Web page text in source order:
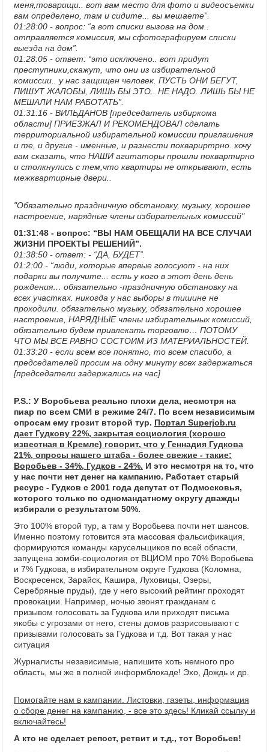
меня,товарищи.. вот вам место для фото и видеосъемки
вам определено, там и сидите... вы мешаете”.
01:28:00 - вопрос: “а вот списки вызова на дом..
отправляется комиссия, мы сфотографируем списки
выезда на дом”.
01:28:05 - ответ: “это исключено.. вот придут
преступники,скажут, что они из избирательной
комиссии.. у нас защищен человек. ПУСТЬ ОНИ БЕГУТ,
ПИШУТ ЖАЛОБЫ, ЛИШЬ БЫ ЭТО.. НЕ НАДО. ЛИШЬ БЫ НЕ
МЕШАЛИ НАМ РАБОТАТЬ”.
01:31:16 - ВИЛЬДАНОВ [председатель избиркома
области] ПРИЕЗЖАЛ И РЕКОМЕНДОВАЛ сделать
территориальной избирательной комиссии приглашения
и те, и другие - именные, и разнести поквариртрно. хочу
вам сказать, что НАШИ агитаторы прошли поквартирно
и столкнулись с тем,что квартиры не открывают, есть
межквартирные двери..
"Обязательно праздничную обстановку, музыку, хорошее
настроение, нарядные члены избирательных комиссий"
01:31:48 - вопрос: “ВЫ НАМ ОБЕЩАЛИ НА ВСЕ СЛУЧАИ
ЖИЗНИ ПРОЕКТЫ РЕШЕНИЙ”.
01:38:50 - ответ: - “ДА, БУДЕТ”.
01:2:00 - “люди, которые впервые голосуют - на них
подарки вы получите... есть у кого в этот день день
рождения… обязательно -праздничную обстановку на
всех участках. никогда у нас выборы в тишине не
проходили. обязательно музыку, обязательно хорошее
настроение, НАРЯДНЫЕ члены избирательных комиссий,
обязательно будем привлекать торговлю… ПОТОМУ
ЧТО МЫ ВСЕ РАВНО СОСТОИМ ИЗ МАТЕРИАЛЬНОСТЕЙ.
01:33:20 - если всем все понятно, то всем спасибо, а
председателей просим на одну минуту всех задержаться
[председатели задержались на час]
P.S.: У Воробьева реально плохи дела, несмотря на
пиар по всем СМИ в режиме 24/7. По всем независимым
опросам ему грозит второй тур. Портал Superjob.ru
дает Гудкову 22%, закрытая социология (хорошо
известная в Кремле) говорит, что у Геннадия Гудкова
21%, опросы нашего штаба - более свежие - такие:
Воробьев - 34%, Гудков - 24%. И это несмотря на то, что
у нас почти нет денег на кампанию. Работает старый
ресурс - Гудков с 2001 года депутат от Подмосковья,
которого только по одномандатному округу дважды
избирали с результатом 50%.
Это 100% второй тур, а там у Воробьева почти нет шансов.
Именно поэтому готовится эта массовая фальсификация,
формируются команды карусельщиков по всей области,
запущена зомби-социология от ВЦИОМ про 70% Воробьева
и 7% Гудкова, в избирательном округе Гудкова (Коломна,
Воскресенск, Зарайск, Кашира, Луховицы, Озеры,
Серебряные пруды), где у него высокий рейтинг проходят
провокации. Например, ночью звонят гражданам с
призывом голосовать за Гудкова или приходят письма
якобы с угрозами от него, стены домов разрисовывают с
призывами голосовать за Гудкова и т.д. Вот такая у нас
ситуация
Журналисты независимые, напишите хоть немного про
область, мы же в полной информблокаде! Эхо, Дождь и др.
Помогайте нам в кампании. Листовки, газеты, информация
о сборе денег на кампанию, - все это здесь! Кликай ссылку и
включайтесь!
А кто не сделает репост, ретвит и т.д., тот Воробьев!